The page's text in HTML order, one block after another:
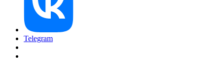
Telegram